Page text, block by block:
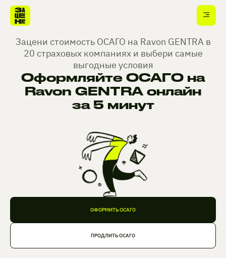
Зацени стоимость ОСАГО на Ravon GENTRA в
20 страховых компаниях и выбери самые
выгодные условия
Оформляйте ОСАГО на
Ravon GENTRA онлайн
за 5 минут
ОФОРМИТЬ ОСАГО
ПРОДЛИТЬ ОСАГО